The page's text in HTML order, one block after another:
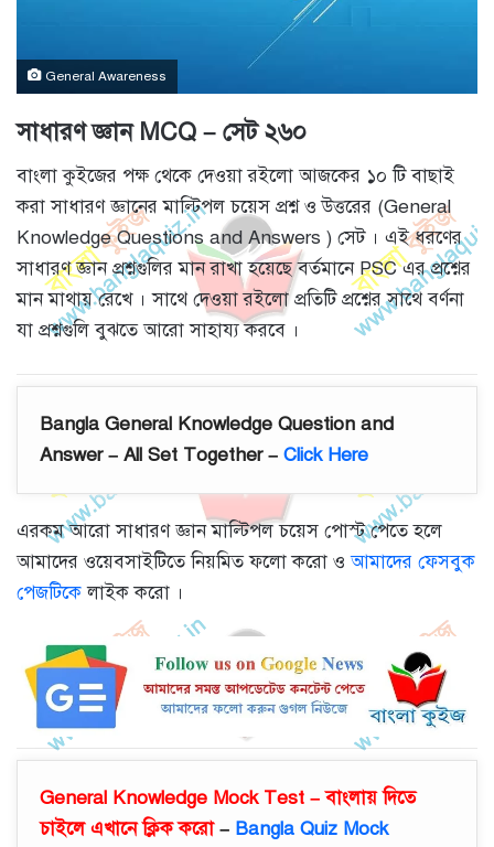
General Awareness
সাধারণ জ্ঞান MCQ – সেট ২৬০
বাংলা কুইজের পক্ষ থেকে দেওয়া রইলো আজকের ১০ টি বাছাই
করা সাধারণ জ্ঞানের মাল্টিপল চয়েস প্রশ্ন ও উত্তরের (General
Knowledge Questions and Answers ) সেট । এই ধরণের
সাধারণ জ্ঞান প্রশ্নগুলির মান রাখা হয়েছে বর্তমানে PSC এর প্রশ্নের
মান মাথায় রেখে । সাথে দেওয়া রইলো প্রতিটি প্রশ্নের সাথে বর্ণনা
যা প্রশ্নগুলি বুঝতে আরো সাহায্য করবে ।
Bangla General Knowledge Question and
Answer – All Set Together – Click Here
এরকম আরো সাধারণ জ্ঞান মাল্টিপল চয়েস পোস্ট পেতে হলে
আমাদের ওয়েবসাইটিতে নিয়মিত ফলো করো ওআমাদের ফেসবুক
পেজটিকেলাইক করো ।
General Knowledge Mock Test – বাংলায় দিতে
চাইলে এখানে ক্লিক করো– Bangla Quiz Mock